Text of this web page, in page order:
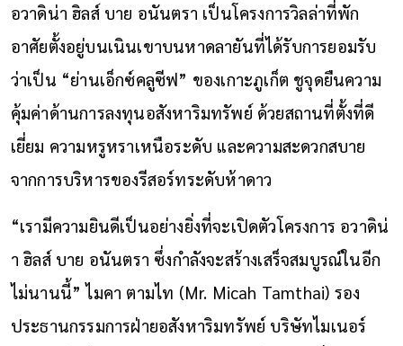
อวาดิน่า ฮิลส์ บาย อนันตรา เป็นโครงการวิลล่าที่พัก
อาศัยตั้งอยู่บนเนินเขาบนหาดลายันที่ได้รับการยอมรับ
ว่าเป็น “ย่านเอ็กซ์คลูซีฟ” ของเกาะภูเก็ต ชูจุดยืนความ
คุ้มค่าด้านการลงทุนอสังหาริมทรัพย์ ด้วยสถานที่ตั้งที่ดี
เยี่ยม ความหรูหราเหนือระดับ และความสะดวกสบาย
จากการบริหารของรีสอร์ทระดับห้าดาว
“เรามีความยินดีเป็นอย่างยิ่งที่จะเปิดตัวโครงการ อวาดิน่
า ฮิลส์ บาย อนันตรา ซึ่งกำลังจะสร้างเสร็จสมบูรณ์ในอีก
ไม่นานนี้” ไมคา ตามไท (Mr. Micah Tamthai) รอง
ประธานกรรมการฝ่ายอสังหาริมทรัพย์ บริษัทไมเนอร์